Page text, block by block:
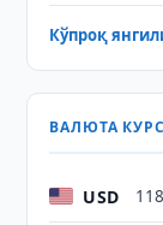
Кўпроқ
ВАЛЮТА
USD